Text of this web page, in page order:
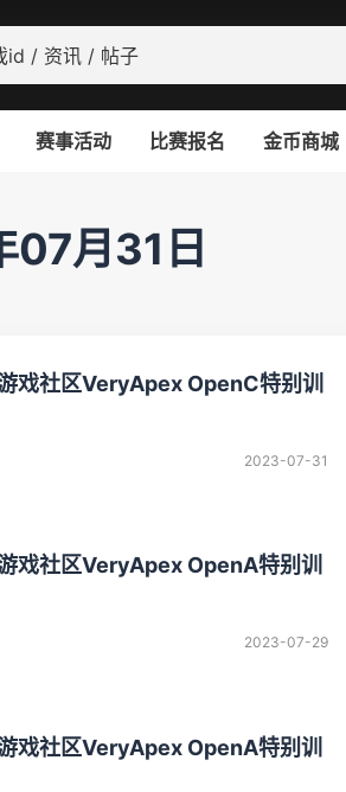
赛事活动 比赛报名 金币商城
月31日
戏社区VeryApex OpenC特别训
2023-07-31
戏社区VeryApex OpenA特别训
2023-07-29
戏社区VeryApex OpenA特别训